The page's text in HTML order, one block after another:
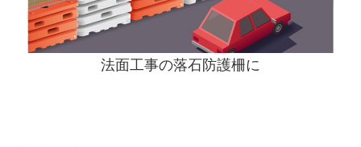
法面工事の落石防護柵に